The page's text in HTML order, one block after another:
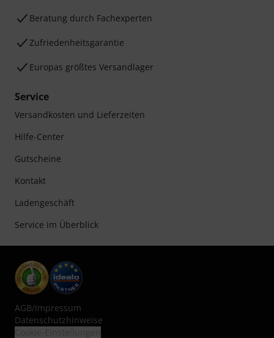
Beratung durch Fachexperten
Zufriedenheitsgarantie
Europas größtes Versandlager
Service
Versandkosten und Lieferzeiten
Hilfe-Center
Gutscheine
Kontakt
Ladengeschäft
Service im Überblick
AGB/Impressum
Datenschutzhinweise